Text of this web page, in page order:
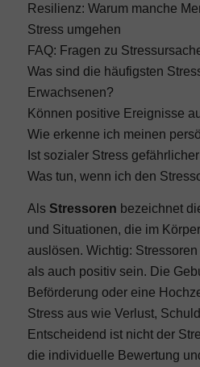
Resilienz: Warum manche
Stress umgehen
FAQ: Fragen zu
Was sind die häufigsten
Erwachsenen?
Können positive Ereignisse
Wie erkenne ich meinen
Ist sozialer Stress
Was tun, wenn ich den
Als Stressoren bezeichnet
und Situationen, die im
auslösen. Wichtig:
als auch positiv sein. Die
Beförderung oder eine
Stress aus wie Verlust,
Entscheidend ist nicht der
die individuelle Bewertung